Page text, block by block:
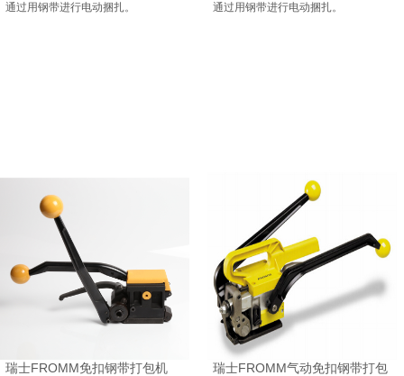
通过用钢带进行电动捆扎。
通过用钢带进行电动捆扎。
瑞士FROMM免扣钢带打包机
瑞士FROMM气动免扣钢带打包